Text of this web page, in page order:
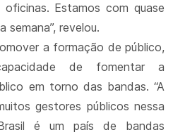
oficinas. Estamos com quase
semana”, revelou.
a formação de público,
de fomentar a
em torno das bandas. “A
gestores públicos nessa
é um país de bandas